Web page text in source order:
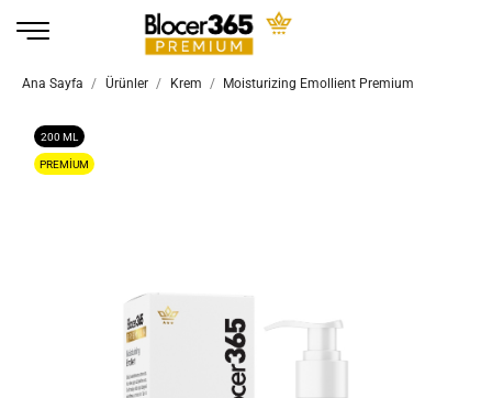
Ana Sayfa Ürünler Krem Moisturizing Emollient Premium
200 ML
PREMIUM